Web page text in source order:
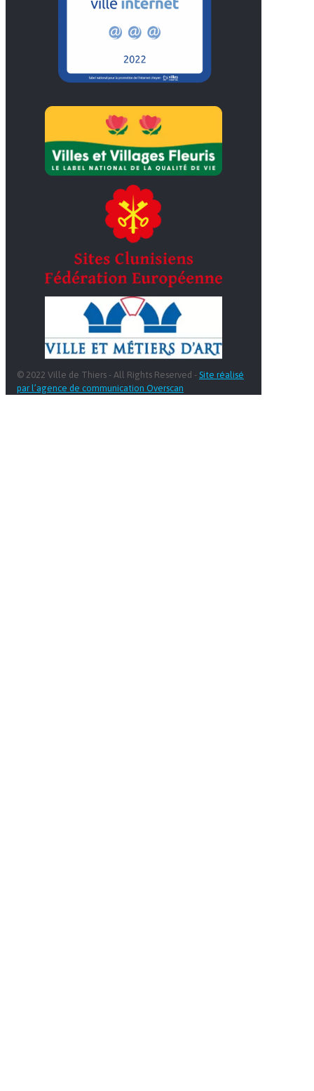
© 2022 Ville de Thiers - All Rights Reserved - Site réalisé
par l’agence de communication Overscan